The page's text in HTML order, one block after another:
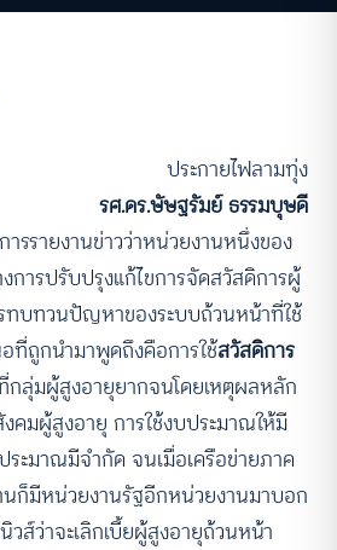
ประกายไฟลามทุ่ง
รศ.ดร.ษัษฐรัมย์ ธรรมบุษดี
รรายงานข่าวว่าหน่วยงานหนึ่งของ
การปรับปรุงแก้ไขการจัดสวัสดิการผู้
ทบทวนปัญหาของระบบถ้วนหน้าที่ใช้
ที่ถูกนำมาพูดถึงคือการใช้สวัสดิการ
กลุ่มผู้สูงอายุยากจนโดยเหตุผลหลัก
คมผู้สูงอายุ การใช้งบประมาณให้มี
ระมาณมีจำกัด จนเมื่อเครือข่ายภาค
ก็มีหน่วยงานรัฐอีกหน่วยงานมาบอก
ส์ว่าจะเลิกเบี้ยผู้สูงอายุถ้วนหน้า